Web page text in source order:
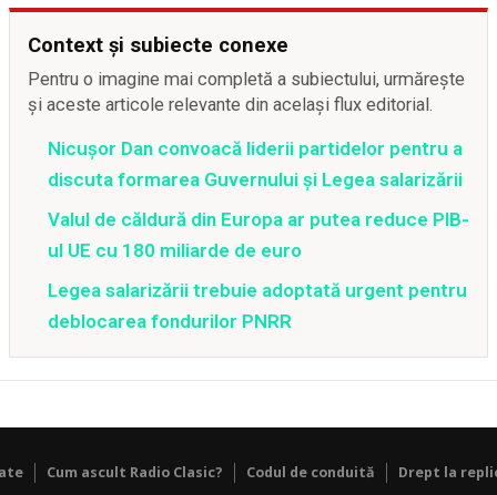
Context și subiecte conexe
Pentru o imagine mai completă a subiectului, urmărește
și aceste articole relevante din același flux editorial.
Nicușor Dan convoacă liderii partidelor pentru a
discuta formarea Guvernului și Legea salarizării
Valul de căldură din Europa ar putea reduce PIB-
ul UE cu 180 miliarde de euro
Legea salarizării trebuie adoptată urgent pentru
deblocarea fondurilor PNRR
Cum ascult Radio Clasic? Codul de conduită Drept la